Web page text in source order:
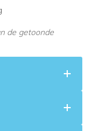
de getoonde